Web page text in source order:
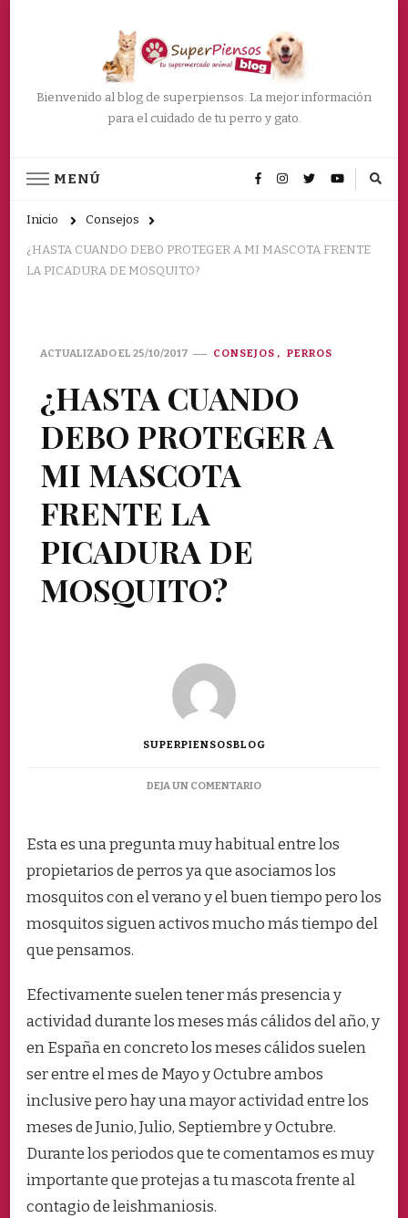
Bienvenido al blog de superpiensos. La mejor información
para el cuidado de tu perro y gato.
MENÚ
Inicio Consejos
¿HASTA CUANDO DEBO PROTEGER A MI MASCOTA FRENTE
LA PICADURA DE MOSQUITO?
ACTUALIZADO EL 25/10/2017 CONSEJOS PERROS
¿HASTA CUANDO
DEBO PROTEGER A
MI MASCOTA
FRENTE LA
PICADURA DE
MOSQUITO?
SUPERPIENSOSBLOG
DEJA UN COMENTARIOEN
DEBO
A
MASCOTA
FRENTE
MOSQUITO?
Esta es una pregunta muy habitual entre los
propietarios de perros ya que asociamos los
mosquitos con el verano y el buen tiempo pero los
mosquitos siguen activos mucho más tiempo del
que pensamos.
Efectivamente suelen tener más presencia y
actividad durante los meses más cálidos del año, y
en España en concreto los meses cálidos suelen
ser entre el mes de Mayo y Octubre ambos
inclusive pero hay una mayor actividad entre los
meses de Junio, Julio, Septiembre y Octubre.
Durante los periodos que te comentamos es muy
importante que protejas a tu mascota frente al
contagio de leishmaniosis.